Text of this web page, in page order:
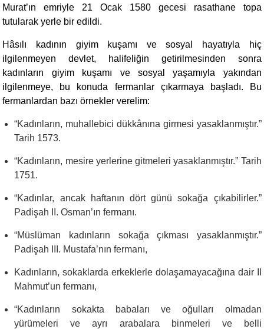
Murat’ın emriyle 21 Ocak 1580 gecesi rasathane topa
tutularak yerle bir edildi.
Hâsılı kadının giyim kuşamı ve sosyal hayatıyla hiç
ilgilenmeyen devlet, halifeliğin getirilmesinden sonra
kadınların giyim kuşamı ve sosyal yaşamıyla yakından
ilgilenmeye, bu konuda fermanlar çıkarmaya başladı. Bu
fermanlardan bazı örnekler verelim:
“Kadınların, muhallebici dükkânına girmesi yasaklanmıştır.”
Tarih 1573.
“Kadınların, mesire yerlerine gitmeleri yasaklanmıştır.” Tarih
1751.
“Kadınlar, ancak haftanın dört günü sokağa çıkabilirler.”
Padişah II. Osman’ın fermanı.
“Müslüman kadınların sokağa çıkması yasaklanmıştır.”
Padişah III. Mustafa’nın fermanı,
Kadınların, sokaklarda erkeklerle dolaşamayacağına dair II
Mahmut’un fermanı,
“Kadınların sokakta babaları ve oğulları olmadan
yürümeleri ve ayrı arabalara binmeleri ve belli